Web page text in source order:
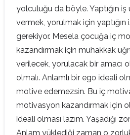
yolculuğu da böyle. Yaptığın
vermek, yorulmak için
gerekiyor. Mesela çocuğa iç
kazandırmak için muhakkak
verilecek, yorulacak bir amacı
olmalı. Anlamlı bir ego ideali
motive edemezsin. Bu iç
motivasyon kazandırmak için
ideali olması lazım. Yaşadığı
Anlam yüklediği zaman o